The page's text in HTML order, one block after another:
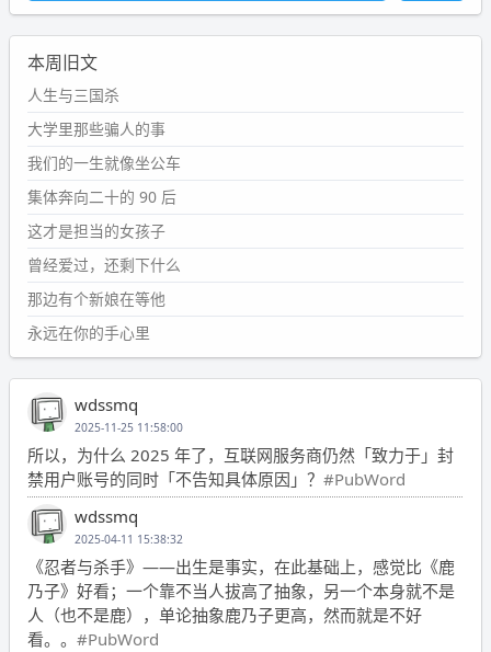
本周旧文
人生与三国杀
大学里那些骗人的事
我们的一生就像坐公车
集体奔向二十的 90 后
这才是担当的女孩子
曾经爱过，还剩下什么
那边有个新娘在等他
永远在你的手心里
wdssmq
2025-11-25 11:58:00
所以，为什么 2025 年了，互联网服务商仍然「致力于」封
禁用户账号的同时「不告知具体原因」？ #PubWord
wdssmq
2025-04-11 15:38:32
《忍者与杀手》——出生是事实，在此基础上，感觉比《鹿
乃子》好看；一个靠不当人拔高了抽象，另一个本身就不是
人（也不是鹿），单论抽象鹿乃子更高，然而就是不好
看。。 #PubWord